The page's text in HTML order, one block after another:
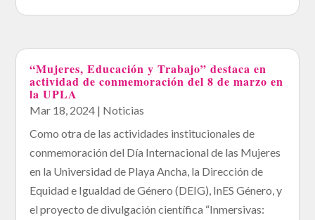
“Mujeres, Educación y Trabajo” destaca en
actividad de conmemoración del 8 de marzo en
la UPLA
Mar 18, 2024 | Noticias
Como otra de las actividades institucionales de
conmemoración del Día Internacional de las Mujeres
en la Universidad de Playa Ancha, la Dirección de
Equidad e Igualdad de Género (DEIG), InES Género, y
el proyecto de divulgación científica “Inmersivas: